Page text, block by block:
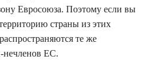
Евросоюза. Поэтому если вы
страны из этих
те же
нечленов ЕС.